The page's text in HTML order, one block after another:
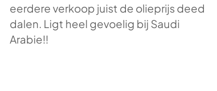
eerdere verkoop juist de olieprijs deed
dalen. Ligt heel gevoelig bij Saudi
Arabie!!